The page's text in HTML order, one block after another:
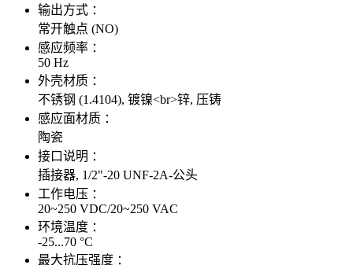
输出方式 ：
常开触点 (NO)
感应频率 ：
50 Hz
外壳材质 ：
不锈钢 (1.4104), 镀镍<br>锌, 压铸
感应面材质 ：
陶瓷
接口说明 ：
插接器, 1/2"-20 UNF-2A-公头
工作电压 ：
20~250 VDC/20~250 VAC
环境温度 ：
-25...70 °C
最大抗压强度 ：